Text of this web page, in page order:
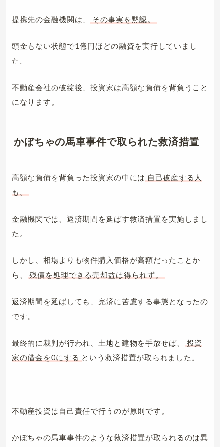
提携先の金融機関は、 その事実を黙認。
頭金もない状態で1億円ほどの融資を実行していまし
た。
不動産会社の破綻後、投資家は高額な負債を背負うこと
になります。
かぼちゃの馬車事件で取られた救済措置
高額な負債を背負った投資家の中には 自己破産する人
も。
金融機関では、返済期間を延ばす救済措置を実施しまし
た。
しかし、相場よりも物件購入価格が高額だったことか
ら、
残債を処理できる売却益は得られず。
返済期間を延ばしても、完済に苦慮する事態となったの
です。
最終的に裁判が行われ、土地と建物を手放せば、
投資
家の借金を0にする という救済措置が取られました。
不動産投資は自己責任で行うのが原則です。
かぼちゃの馬車事件のような救済措置が取られるのは異